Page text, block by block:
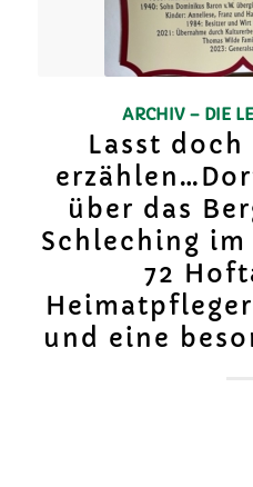
ARCHIV – DIE
Lasst doch
über das
Schleching
72
und eine